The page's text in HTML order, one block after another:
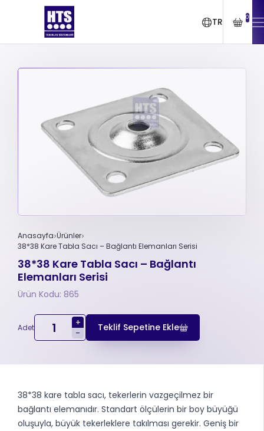
TR 0
Anasayfa Ürünler
38*38 Kare Tabla Sacı – Bağlantı Elemanları Serisi
38*38 Kare Tabla Sacı – Bağlantı
Elemanları Serisi
Ürün Kodu: 865
Adet
+
-
Teklif Sepetine Ekle
38*38 kare tabla sacı, tekerlerin vazgeçilmez bir
bağlantı elemanıdır. Standart ölçülerin bir boy büyüğü
oluşuyla, büyük tekerleklere takılması gerekir. Geniş bir